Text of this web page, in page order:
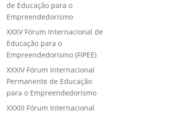
de Educação para o
Empreendedorismo
XXXV Fórum Internacional de
Educação para o
Empreendedorismo (FIPEE)
XXXIV Fórum Internacional
Permanente de Educação
para o Empreendedorismo
XXXIII Fórum Internacional